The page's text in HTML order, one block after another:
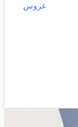
عروس